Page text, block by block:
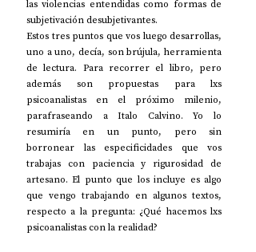
las violencias entendidas como formas de
subjetivación desubjetivantes.
Estos tres puntos que vos luego desarrollas,
uno a uno, decía, son brújula, herramienta
de lectura. Para recorrer el libro, pero
además son propuestas para lxs
psicoanalistas en el próximo milenio,
parafraseando a Italo Calvino. Yo lo
resumiría en un punto, pero sin
borronear las especificidades que vos
trabajas con paciencia y rigurosidad de
artesano. El punto que los incluye es algo
que vengo trabajando en algunos textos,
respecto a la pregunta: ¿Qué hacemos lxs
psicoanalistas con la realidad?